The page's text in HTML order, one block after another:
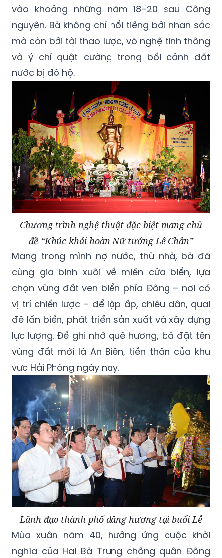
vào khoảng những năm 18–20 sau Công
nguyên. Bà không chỉ nổi tiếng bởi nhan sắc
mà còn bởi tài thao lược, võ nghệ tinh thông
và ý chí quật cường trong bối cảnh đất
nước bị đô hộ.
Chương trình nghệ thuật đặc biệt mang chủ
đề “Khúc khải hoàn Nữ tướng Lê Chân”
Mang trong mình nợ nước, thù nhà, bà đã
cùng gia binh xuôi về miền cửa biển, lựa
chọn vùng đất ven biển phía Đông – nơi có
vị trí chiến lược – để lập ấp, chiêu dân, quai
đê lấn biển, phát triển sản xuất và xây dựng
lực lượng. Để ghi nhớ quê hương, bà đặt tên
vùng đất mới là An Biên, tiền thân của khu
vực Hải Phòng ngày nay.
Lãnh đạo thành phố dâng hương tại buổi Lễ
Mùa xuân năm 40, hưởng ứng cuộc khởi
nghĩa của Hai Bà Trưng chống quân Đông